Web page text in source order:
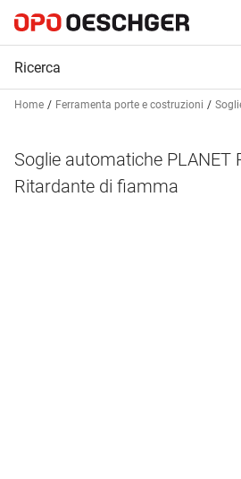
Home Ferramenta porte e costruzioni
Soglie automatiche PLANET
Ritardante di fiamma